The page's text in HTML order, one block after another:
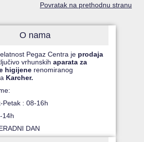
Povratak na prethodnu stranu
O nama
Pegaz Centra je prodaja
vrhunskihaparata za
higijene renomiranog
Karcher.
Petak : 08-16h
14h
DAN